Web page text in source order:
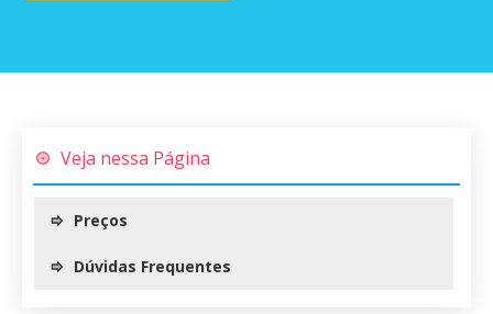
Veja nessa Página
Preços
Dúvidas Frequentes